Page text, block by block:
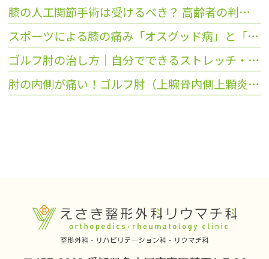
膝の人工関節手術は受けるべき？ 高齢者の判断基準と治療の選択
スポーツによる膝の痛み「オスグッド病」と「ジャンパー膝」の違いは？
ゴルフ肘の治し方｜自分でできるストレッチ・テーピングから「PRP療法」まで
肘の内側が痛い！ゴルフ肘（上腕骨内側上顆炎）の原因と症状・セルフチェック